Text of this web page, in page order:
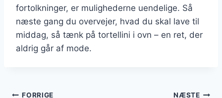
fortolkninger, er mulighederne uendelige. Så
næste gang du overvejer, hvad du skal lave til
middag, så tænk på tortellini i ovn – en ret, der
aldrig går af mode.
FORRIGE NÆSTE